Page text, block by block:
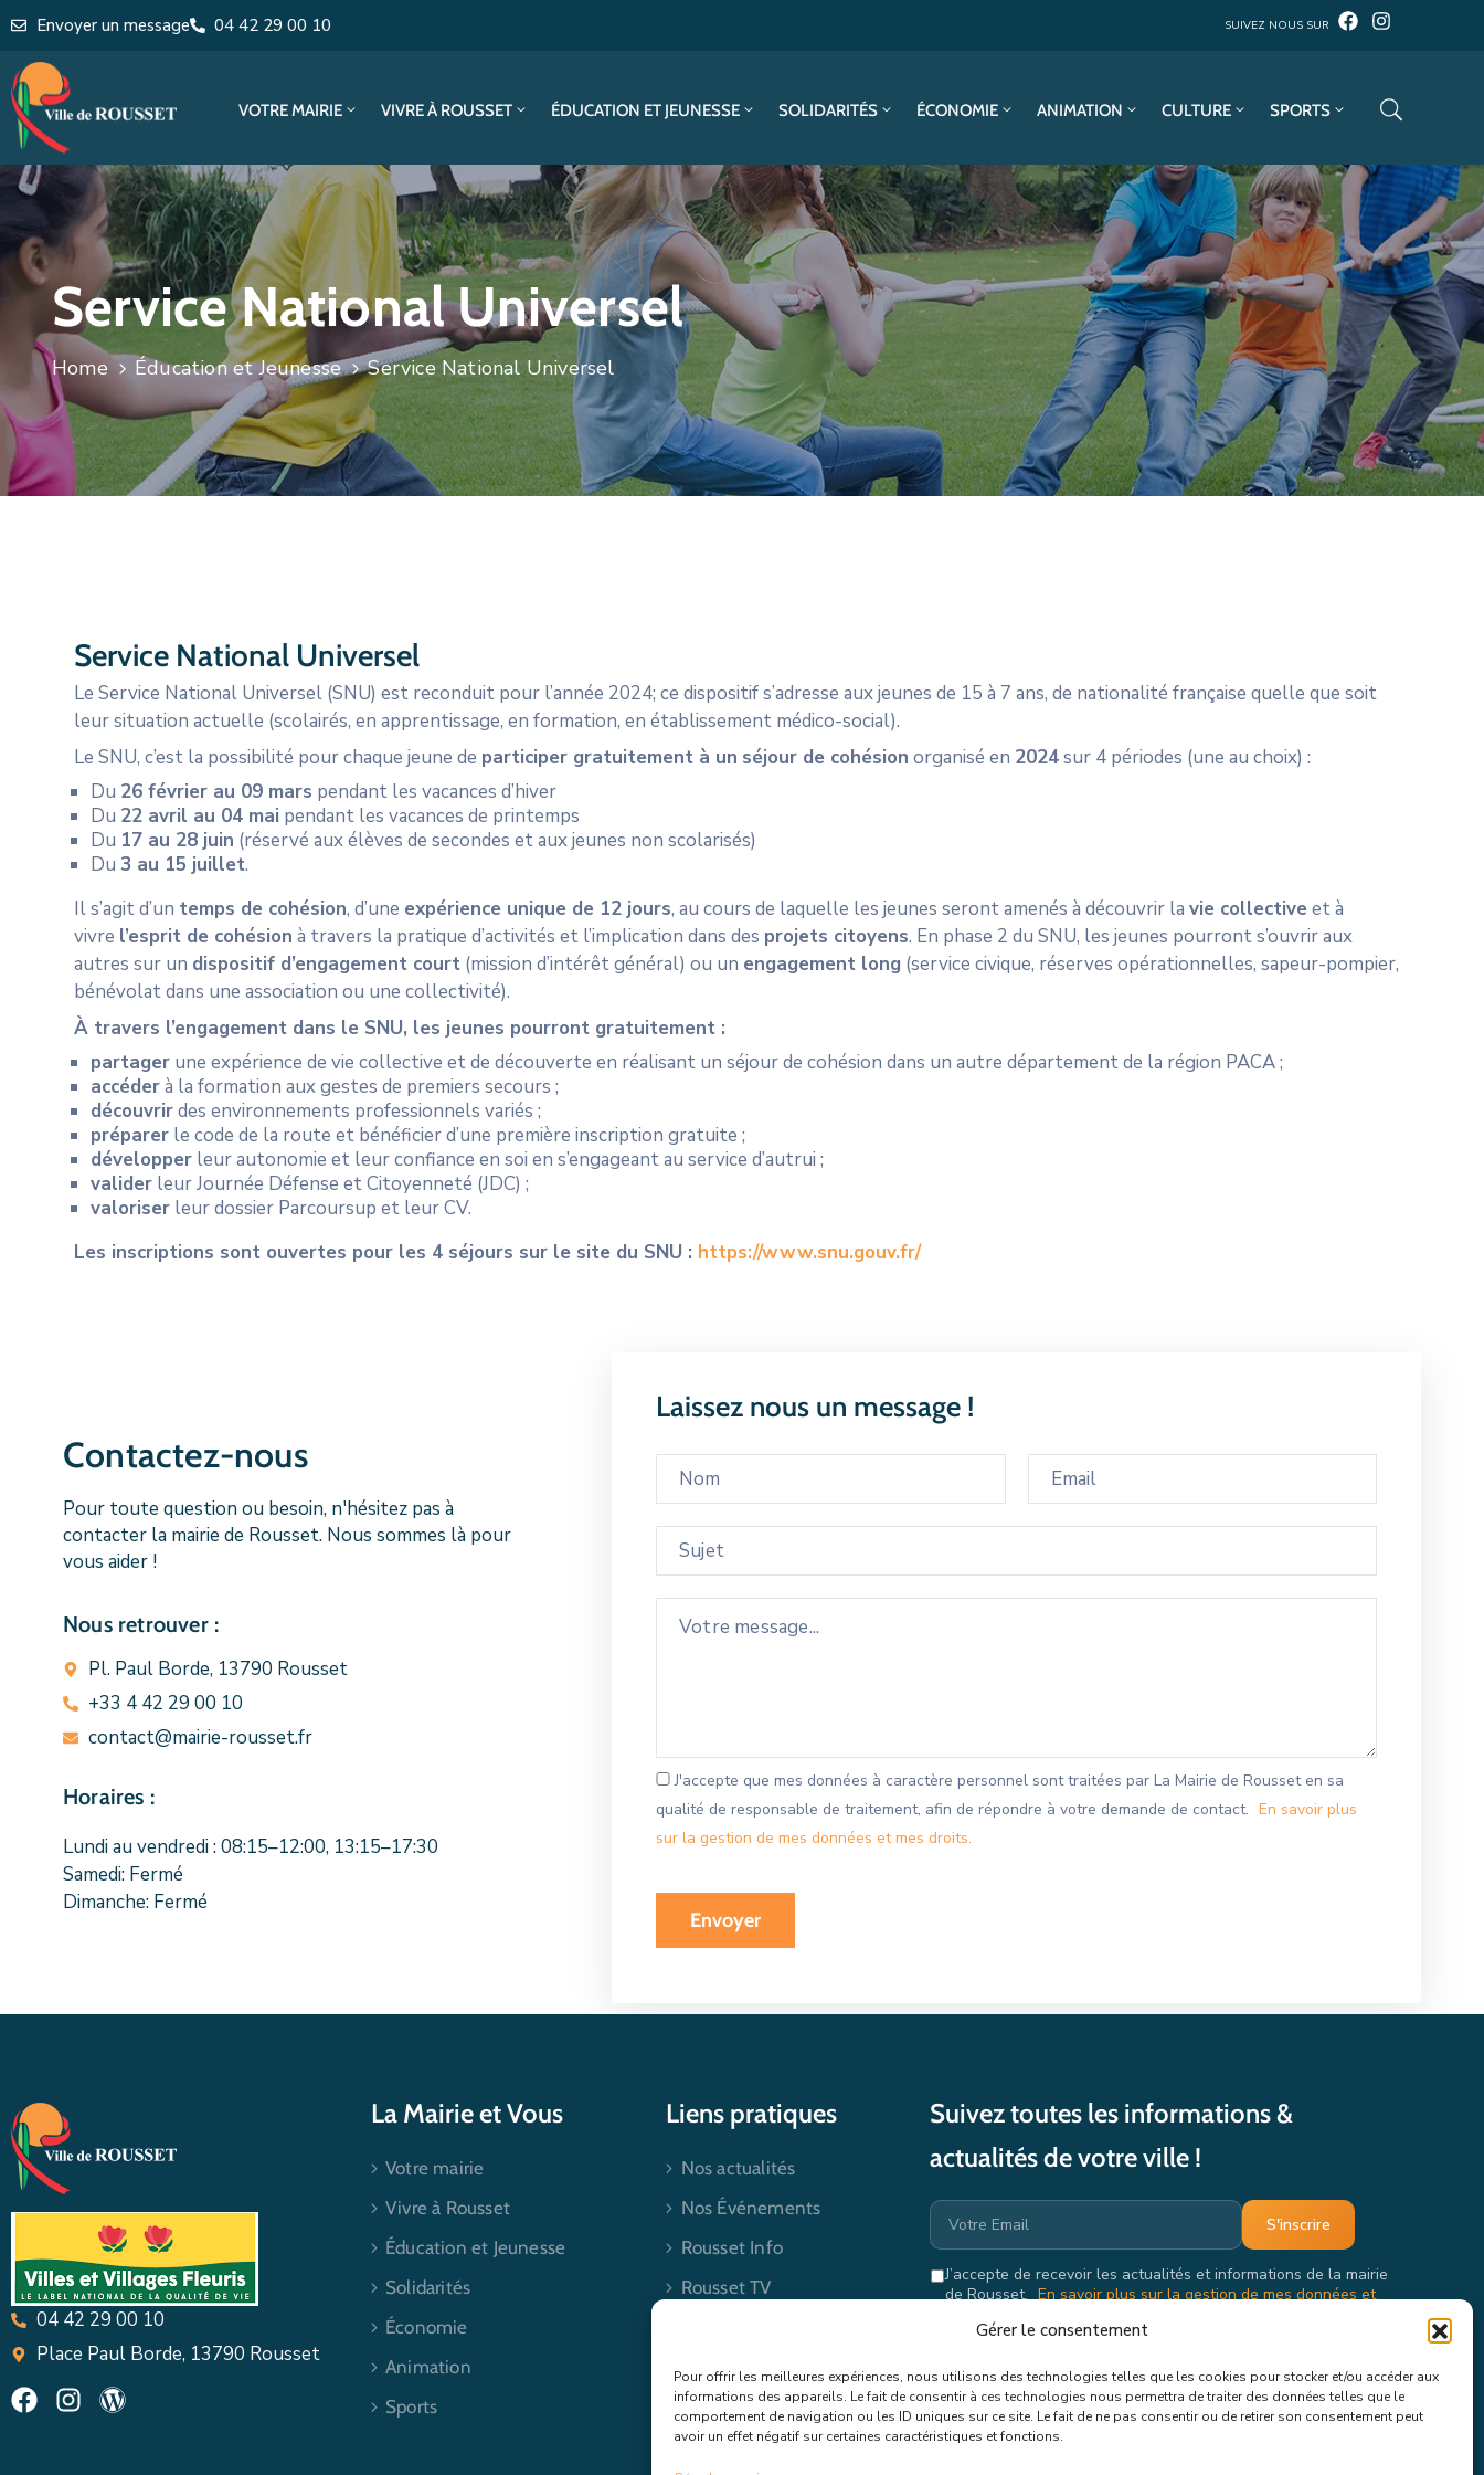
Gérer le consentement
Pour offrir les meilleures expériences, nous utilisons des technologies telles que les cookies pour stocker et/ou accéder aux
informations des appareils. Le fait de consentir à ces technologies nous permettra de traiter des données telles que le
comportement de navigation ou les ID uniques sur ce site. Le fait de ne pas consentir ou de retirer son consentement peut
avoir un effet négatif sur certaines caractéristiques et fonctions.
Envoyer un message 04 42 29 00 10 SUIVEZ NOUS SUR
VOTRE MAIRIE VIVRE À ROUSSET ÉDUCATION ET JEUNESSE SOLIDARITÉS ÉCONOMIE ANIMATION CULTURE SPORTS
Service National Universel
Home Éducation et Jeunesse Service National Universel
Service National Universel
Le Service National Universel (SNU) est reconduit pour l’année 2024; ce dispositif s’adresse aux jeunes de 15 à 7 ans, de nationalité française quelle que soit
leur situation actuelle (scolairés, en apprentissage, en formation, en établissement médico-social).
Le SNU, c’est la possibilité pour chaque jeune de participer gratuitement à un séjour de cohésion organisé en 2024sur 4 périodes (une au choix) :
Du 26 février au 09 mars pendant les vacances d’hiver
Du 22 avril au 04 mai pendant les vacances de printemps
Du 17 au 28 juin (réservé aux élèves de secondes et aux jeunes non scolarisés)
Du 3 au 15 juillet.
Il s’agit d’un temps de cohésion, d’une expérience unique de 12 jours, au cours de laquelle les jeunes seront amenés à découvrir la vie collective et à
vivre l’esprit de cohésion à travers la pratique d’activités et l’implication dans des projets citoyens. En phase 2 du SNU, les jeunes pourront s’ouvrir aux
autres sur un dispositif d’engagement court (mission d’intérêt général) ou un engagement long (service civique, réserves opérationnelles, sapeur-pompier,
bénévolat dans une association ou une collectivité).
À travers l’engagement dans le SNU, les jeunes pourront gratuitement :
partager une expérience de vie collective et de découverte en réalisant un séjour de cohésion dans un autre département de la région PACA ;
accéderà la formation aux gestes de premiers secours ;
découvrirdes environnements professionnels variés ;
préparer le code de la route et bénéficier d’une première inscription gratuite ;
développer leur autonomie et leur confiance en soi en s’engageant au service d’autrui ;
valider leur Journée Défense et Citoyenneté (JDC) ;
valoriser leur dossier Parcoursup et leur CV.
Les inscriptions sont ouvertes pour les 4 séjours sur le site du SNU : https://www.snu.gouv.fr/
Contactez-nous
Pour toute question ou besoin, n'hésitez pas à
contacter la mairie de Rousset. Nous sommes là pour
vous aider !
Nous retrouver :
Pl. Paul Borde, 13790 Rousset
+33 4 42 29 00 10
contact@mairie-rousset.fr
Horaires :
Lundi au vendredi : 08:15–12:00, 13:15–17:30
Samedi: Fermé
Dimanche: Fermé
Laissez nous un message !
J'accepte que mes données à caractère personnel sont traitées par La Mairie de Rousset en sa
qualité de responsable de traitement, afin de répondre à votre demande de contact. En savoir plus
sur la gestion de mes données et mes droits.
04 42 29 00 10
Place Paul Borde, 13790 Rousset
La Mairie et Vous
Votre mairie
Vivre à Rousset
Éducation et Jeunesse
Solidarités
Économie
Animation
Sports
Liens pratiques
Nos actualités
Nos Événements
Rousset Info
Rousset TV
Suivez toutes les informations &
actualités de votre ville !
J’accepte de recevoir les actualités et informations de la mairie
de Rousset. En savoir plus sur la gestion de mes données et